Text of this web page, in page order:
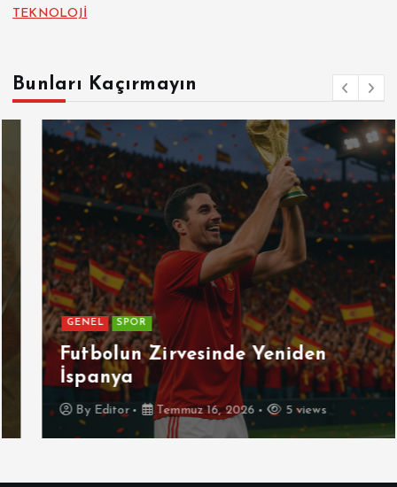
TEKNOLOJİ
Bunları Kaçırmayın
GENEL SPOR
Futbolun Zirvesinde Yeniden
İspanya
ByEditor Temmuz 16, 2026 5 views